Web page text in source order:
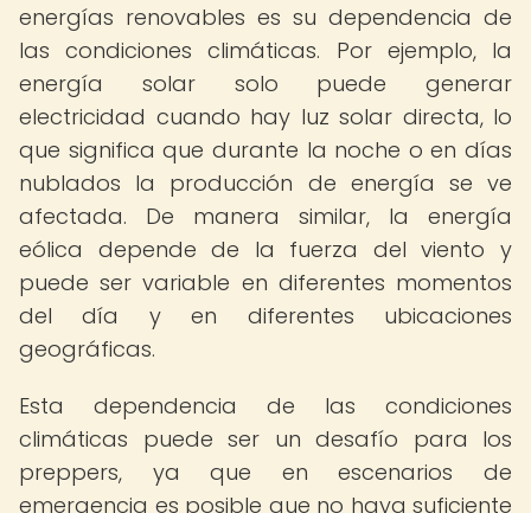
energías renovables es su dependencia de
las condiciones climáticas. Por ejemplo, la
energía solar solo puede generar
electricidad cuando hay luz solar directa, lo
que significa que durante la noche o en días
nublados la producción de energía se ve
afectada. De manera similar, la energía
eólica depende de la fuerza del viento y
puede ser variable en diferentes momentos
del día y en diferentes ubicaciones
geográficas.
Esta dependencia de las condiciones
climáticas puede ser un desafío para los
preppers, ya que en escenarios de
emergencia es posible que no haya suficiente